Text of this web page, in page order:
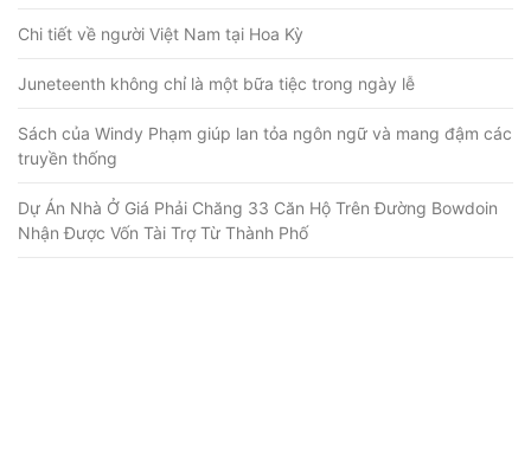
Chi tiết về người Việt Nam tại Hoa Kỳ
Juneteenth không chỉ là một bữa tiệc trong ngày lễ
Sách của Windy Phạm giúp lan tỏa ngôn ngữ và mang đậm các
truyền thống
Dự Án Nhà Ở Giá Phải Chăng 33 Căn Hộ Trên Đường Bowdoin
Nhận Được Vốn Tài Trợ Từ Thành Phố